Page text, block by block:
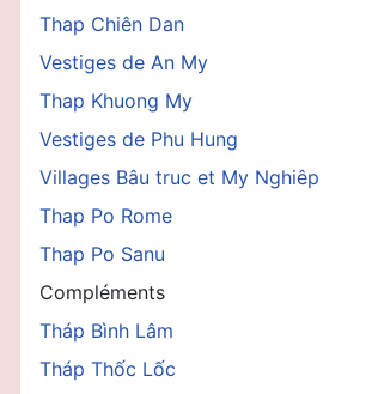
Thap Chiên Dan
Vestiges de An My
Thap Khuong My
Vestiges de Phu Hung
Villages Bâu truc et My Nghiêp
Thap Po Rome
Thap Po Sanu
Compléments
Tháp Bình Lâm
Tháp Thốc Lốc